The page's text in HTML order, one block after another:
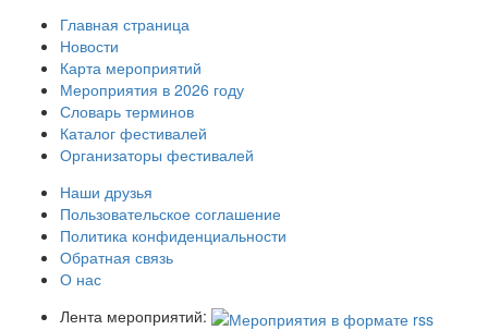
Главная страница
Новости
Карта мероприятий
Мероприятия в 2026 году
Словарь терминов
Каталог фестивалей
Организаторы фестивалей
Наши друзья
Пользовательское соглашение
Политика конфиденциальности
Обратная связь
О нас
Лента мероприятий: